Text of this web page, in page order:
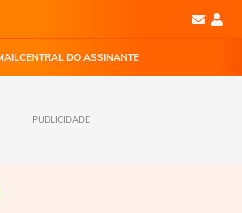
CENTRAL DO ASSINANTE
PUBLICIDADE